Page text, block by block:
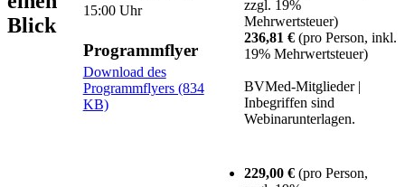
Blick
15:00 Uhr
Programmflyer
Download des
Programmflyers (834
KB)
zzgl. 19%
Mehrwertsteuer)
236,81 €(pro Person, inkl.
19% Mehrwertsteuer)
BVMed-Mitglieder |
Inbegriffen sind
Webinarunterlagen.
229,00 €(pro Person,